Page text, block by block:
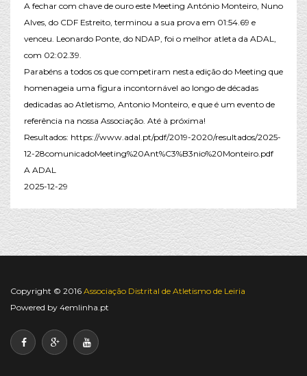
A fechar com chave de ouro este Meeting António Monteiro, Nuno
Alves, do CDF Estreito, terminou a sua prova em 01:54.69 e
venceu. Leonardo Ponte, do NDAP, foi o melhor atleta da ADAL,
com 02:02.39.
Parabéns a todos os que competiram nesta edição do Meeting que
homenageia uma figura incontornável ao longo de décadas
dedicadas ao Atletismo, Antonio Monteiro, e que é um evento de
referência na nossa Associação. Até à próxima!
Resultados: https://www.adal.pt/pdf/2019-2020/resultados/2025-
12-28comunicadoMeeting%20Ant%C3%B3nio%20Monteiro.pdf
A ADAL
2025-12-29
Copyright © 2016 Associação Distrital de Atletismo de Leiria
Powered by 4emlinha.pt